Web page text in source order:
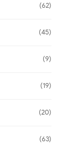
62
45
9
19
20
63